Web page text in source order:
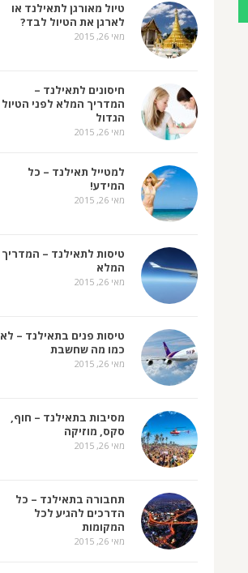
טיול מאורגן לתאילנד או
לארגן את הטיול לבד?
מאי 26, 2015
חיסונים לתאילנד –
המדריך המלא לפני הטיול
הגדול
מאי 26, 2015
למטייל תאילנד – כל
המידע!
מאי 26, 2015
טיסות לתאילנד – המדריך
המלא
מאי 26, 2015
טיסות פנים בתאילנד – לא
כמו מה שחשבת
מאי 26, 2015
מסיבות בתאילנד – חוף,
סקס, מוזיקה
מאי 26, 2015
תחבורה בתאילנד – כל
הדרכים להגיע לכל
המקומות
מאי 26, 2015